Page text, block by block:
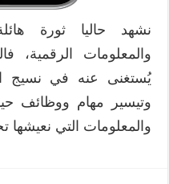
نشهد حاليا ثورة
والمعلومات الرقمية،
يُستغنى عنه في نسيج
وتيسير مهام ووظائف
والمعلومات التي